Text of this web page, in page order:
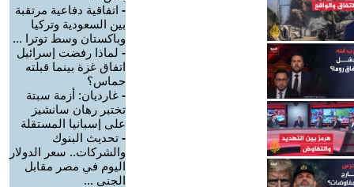
- اتفاقية دفاعية مرتقبة
بين السعودية وتركيا
وباكستان وسط توترا ...
- لماذا رفضت إسرائيل
اتفاق غزة بينما قبلته
حماس؟
- غارديان: أزمة سبتة
تختبر رهان سانشيز
على إسبانيا المستقلة
- تحديث البنوك
والشركات.. سعر الدولار
اليوم في مصر مقابل
الجني ...